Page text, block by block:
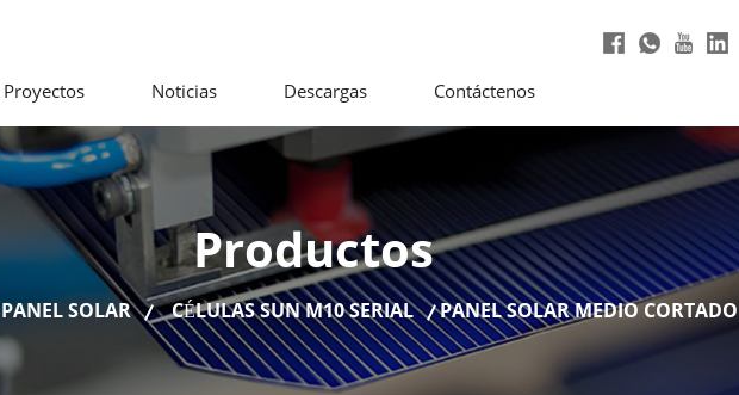
Proyectos Noticias Descargas Contáctenos
Productos
PANEL SOLAR CÉLULAS SUN M10 SERIAL PANEL SOLAR MEDIO CORTADO